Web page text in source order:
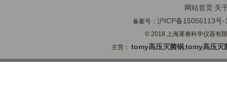
网站首页 关
备案号：沪ICP备15056113号-
© 2018 上海莱睿科学仪器有
主营：tomy高压灭菌锅,tomy高压灭